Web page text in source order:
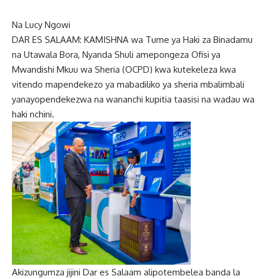
Na Lucy Ngowi
DAR ES SALAAM: KAMISHNA wa Tume ya Haki za Binadamu
na Utawala Bora, Nyanda Shuli amepongeza Ofisi ya
Mwandishi Mkuu wa Sheria (OCPD) kwa kutekeleza kwa
vitendo mapendekezo ya mabadiliko ya sheria mbalimbali
yanayopendekezwa na wananchi kupitia taasisi na wadau wa
haki nchini.
Akizungumza jijini Dar es Salaam alipotembelea banda la